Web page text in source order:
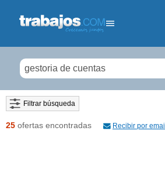
Filtrar búsqueda
25 ofertas encontradas Recibir por email